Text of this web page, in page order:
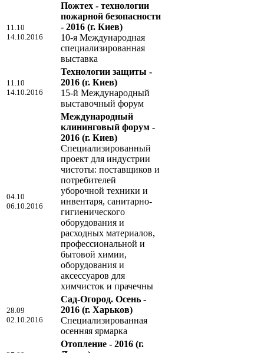
11.10
14.10.2016
Пожтех - технологии
пожарной безопасности
- 2016 (г. Киев)
10-я Международная
специализированная
выставка
11.10
14.10.2016
Технологии защиты -
2016 (г. Киев)
15-й Международный
выставочный форум
04.10
06.10.2016
Международный
клининговый форум -
2016 (г. Киев)
Специализированный
проект для индустрии
чистоты: поставщиков и
потребителей
уборочной техники и
инвентаря, санитарно-
гигиенического
оборудования и
расходных материалов,
профессиональной и
бытовой химии,
оборудования и
аксессуаров для
химчисток и прачечны
28.09
02.10.2016
Сад-Огород. Осень -
2016 (г. Харьков)
Специализированная
осенняя ярмарка
Отопление - 2016 (г.